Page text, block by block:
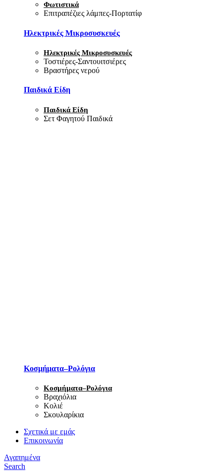
Φωτιστικά
Επιτραπέζιες λάμπες-Πορτατίφ
Ηλεκτρικές Μικροσυσκευές
Ηλεκτρικές Μικροσυσκευές
Τοστιέρες-Σαντουιτσιέρες
Βραστήρες νερού
Παιδικά Είδη
Παιδικά Είδη
Σετ Φαγητού Παιδικά
Κοσμήματα–Ρολόγια
Κοσμήματα–Ρολόγια
Βραχιόλια
Κολιέ
Σκουλαρίκια
Σχετικά με εμάς
Επικοινωνία
Αγαπημένα
Search